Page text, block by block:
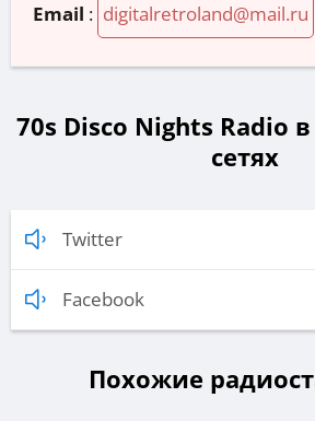
Email : digitalretroland@mail.ru
70s Disco Nights Radio
сетях
Twitter
Facebook
Похожие